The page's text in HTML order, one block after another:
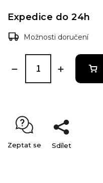
Expedice do 24h
Možnosti doručení
Zeptat se Sdílet